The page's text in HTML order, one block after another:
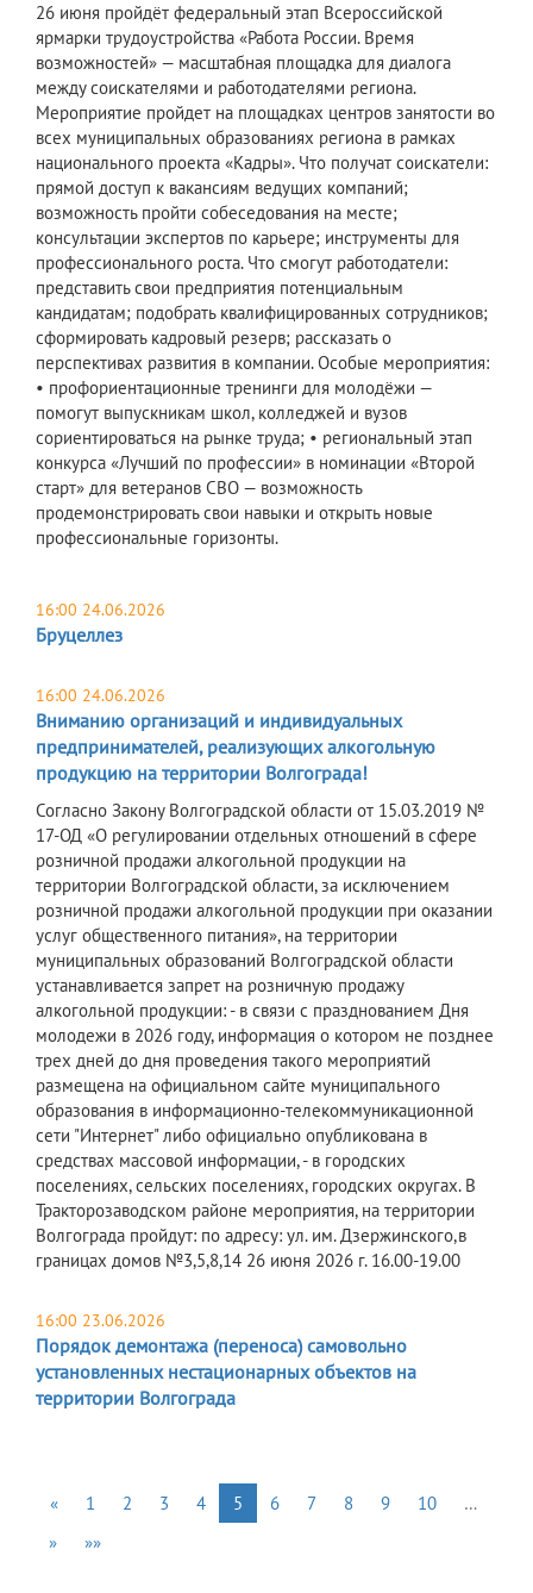
26 июня пройдёт федеральный этап Всероссийской
ярмарки трудоустройства «Работа России. Время
возможностей» — масштабная площадка для диалога
между соискателями и работодателями региона.
Мероприятие пройдет на площадках центров занятости во
всех муниципальных образованиях региона в рамках
национального проекта «Кадры». Что получат соискатели:
прямой доступ к вакансиям ведущих компаний;
возможность пройти собеседования на месте;
консультации экспертов по карьере; инструменты для
профессионального роста. Что смогут работодатели:
представить свои предприятия потенциальным
кандидатам; подобрать квалифицированных сотрудников;
сформировать кадровый резерв; рассказать о
перспективах развития в компании. Особые мероприятия:
• профориентационные тренинги для молодёжи —
помогут выпускникам школ, колледжей и вузов
сориентироваться на рынке труда; • региональный этап
конкурса «Лучший по профессии» в номинации «Второй
старт» для ветеранов СВО — возможность
продемонстрировать свои навыки и открыть новые
профессиональные горизонты.
16:00 24.06.2026
Бруцеллез
16:00 24.06.2026
Вниманию организаций и индивидуальных
предпринимателей, реализующих алкогольную
продукцию на территории Волгограда!
Согласно Закону Волгоградской области от 15.03.2019 №
17-ОД «О регулировании отдельных отношений в сфере
розничной продажи алкогольной продукции на
территории Волгоградской области, за исключением
розничной продажи алкогольной продукции при оказании
услуг общественного питания», на территории
муниципальных образований Волгоградской области
устанавливается запрет на розничную продажу
алкогольной продукции: - в связи с празднованием Дня
молодежи в 2026 году, информация о котором не позднее
трех дней до дня проведения такого мероприятий
размещена на официальном сайте муниципального
образования в информационно-телекоммуникационной
сети "Интернет" либо официально опубликована в
средствах массовой информации, - в городских
поселениях, сельских поселениях, городских округах. В
Тракторозаводском районе мероприятия, на территории
Волгограда пройдут: по адресу: ул. им. Дзержинского,в
границах домов №3,5,8,14 26 июня 2026 г. 16.00-19.00
16:00 23.06.2026
Порядок демонтажа (переноса) самовольно
установленных нестационарных объектов на
территории Волгограда
« 1 2 3 4 5 6 7 8 9 10
…
»
»»